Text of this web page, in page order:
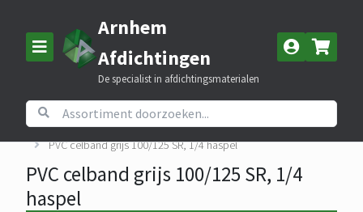
Arnhem
Afdichtingen
De specialist in afdichtingsmaterialen
Home Assortiment
PVC celband
PVC celband grijs 100/125 SR, 1/4 haspel
PVC celband grijs 100/125 SR, 1/4
haspel